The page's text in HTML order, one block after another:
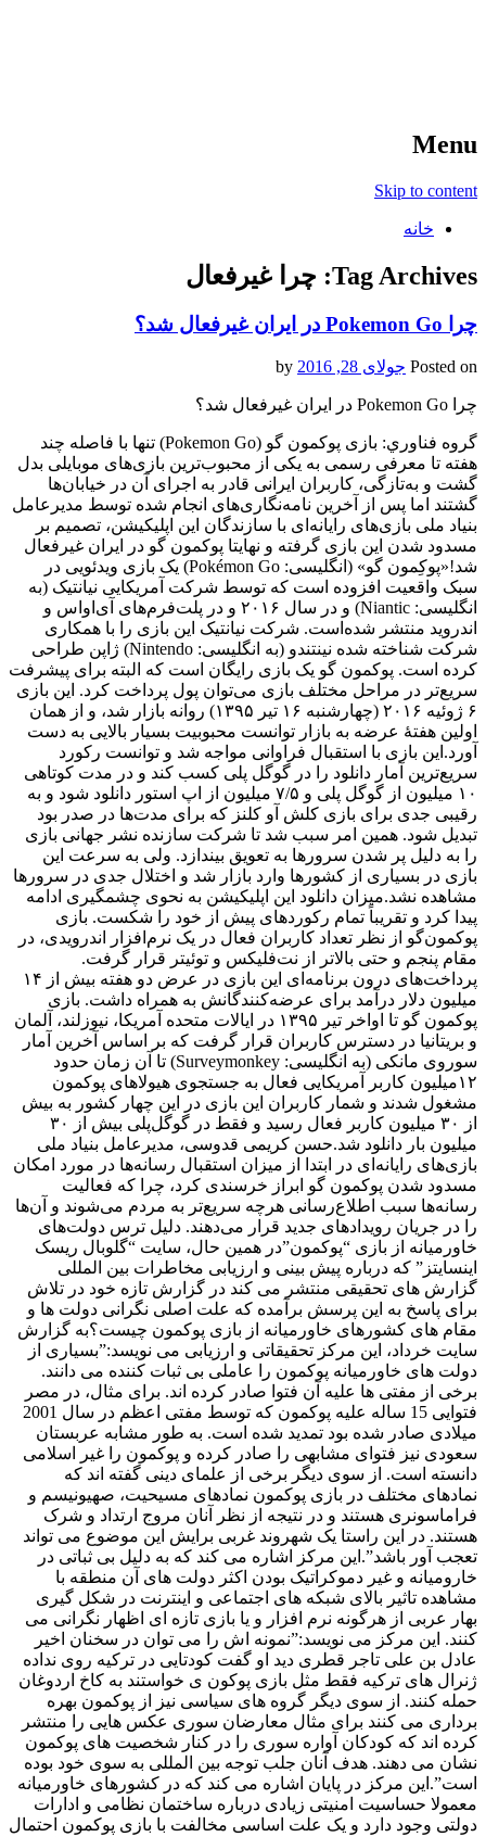
Menu
Skip to content
خانه
Tag Archives: چرا غیرفعال
چرا Pokemon Go در ایران غیرفعال شد؟
Posted on جولای 28, 2016
چرا Pokemon Go در ایران غیرفعال شد؟
گروه فناوري: بازی پوکمون گو (Pokemon Go) تنها با فاصله چند
هفته تا معرفی رسمی به یکی از محبوب‌ترین بازی‌های موبایلی بدل
گشت و به‌تازگی، کاربران ایرانی قادر به اجرای آن در خیابان‌ها
گشتند اما پس از آخرین نامه‌نگاری‌های انجام شده توسط مدیرعامل
بنیاد ملی بازی‌های رایانه‌ای با سازندگان این اپلیکیشن، تصمیم بر
مسدود شدن این بازی گرفته و نهایتا پوکمون گو در ایران غیرفعال
شد!«پوکِمون گو» (انگلیسی: Pokémon Go) یک بازی ویدئویی در
سبک واقعیت افزوده است که توسط شرکت آمریکایی نیانتیک (به
انگلیسی: Niantic) و در سال ۲۰۱۶ و در پلت‌فرم‌های آی‌اواس و
اندروید منتشر شده‌است. شرکت نیانتیک این بازی را با همکاری
شرکت شناخته شده نینتندو (به انگلیسی: Nintendo) ژاپن طراحی
کرده است. پوکمون گو یک بازی رایگان است که البته برای پیشرفت
سریع‌تر در مراحل مختلف بازی می‌توان پول پرداخت کرد. این بازی
۶ ژوئیه ۲۰۱۶ (چهارشنبه ۱۶ تیر ۱۳۹۵) روانه بازار شد، و از همان
اولین هفتهٔ عرضه به بازار توانست محبوبیت بسیار بالایی به دست
آورد.این بازی با استقبال فراوانی مواجه شد و توانست رکورد
سریع‌ترین آمار دانلود را در گوگل پلی کسب کند و در مدت کوتاهی
۱۰ میلیون از گوگل پلی و ۷/۵ میلیون از اپ استور دانلود شود و به
رقیبی جدی برای بازی کلش آو کلنز که برای مدت‌ها در صدر بود
تبدیل شود. همین امر سبب شد تا شرکت سازنده نشر جهانی بازی
را به دلیل پر شدن سرورها به تعویق بیندازد. ولی به سرعت این
بازی در بسیاری از کشورها وارد بازار شد و اختلال جدی در سرورها
مشاهده نشد.میزان دانلود این اپلیکیشن به نحوی چشمگیری ادامه
پیدا کرد و تقریباً تمام رکوردهای پیش از خود را شکست. بازی
پوکمون‌گو از نظر تعداد کاربران فعال در یک نرم‌افزار اندرویدی، در
مقام پنجم و حتی بالاتر از نت‌فلیکس و توئیتر قرار گرفت.
پرداخت‌های درون برنامه‌ای این بازی در عرض دو هفته بیش از ۱۴
میلیون دلار درآمد برای عرضه‌کنندگانش به همراه داشت. بازی
پوکمون گو تا اواخر تیر ۱۳۹۵ در ایالات متحده آمریکا، نیوزلند، آلمان
و بریتانیا در دسترس کاربران قرار گرفت که بر اساس آخرین آمار
سوروی مانکی (به انگلیسی: Surveymonkey) تا آن زمان حدود
۱۲میلیون کاربر آمریکایی فعال به جستجوی هیولاهای پوکمون
مشغول شدند و شمار کاربران این بازی در این چهار کشور به بیش
از ۳۰ میلیون کاربر فعال رسید و فقط در گوگل‌پلی بیش از ۳۰
میلیون بار دانلود شد.حسن کریمی قدوسی، مدیرعامل بنیاد ملی
بازی‌های رایانه‌ای در ابتدا از میزان استقبال رسانه‌ها در مورد امکان
مسدود شدن پوکمون گو ابراز خرسندی کرد، چرا که فعالیت
رسانه‌‌ها سبب اطلاع‌رسانی هرچه سریع‌تر به مردم می‌شوند و آن‌ها
را در جریان رویدادهای جدید قرار می‌دهند. دلیل ترس دولت‌های
خاورمیانه از بازی “پوکمون”در همين حال، سایت “گلوبال ریسک
اینسایتز” که درباره پیش بینی و ارزیابی مخاطرات بین المللی
گزارش های تحقیقی منتشر می کند در گزارش تازه خود در تلاش
برای پاسخ به این پرسش برآمده که علت اصلی نگرانی دولت ها و
مقام های کشورهای خاورمیانه از بازی پوکمون چیست؟به گزارش
سايت خرداد، این مرکز تحقیقاتی و ارزیابی می نویسد:”بسیاری از
دولت های خاورمیانه پوکمون را عاملی بی ثبات کننده می دانند.
برخی از مفتی ها علیه آن فتوا صادر کرده اند. برای مثال، در مصر
فتوایی 15 ساله علیه پوکمون که توسط مفتی اعظم در سال 2001
میلادی صادر شده بود تمدید شده است. به طور مشابه عربستان
سعودی نیز فتوای مشابهی را صادر کرده و پوکمون را غیر اسلامی
دانسته است. از سوی دیگر برخی از علمای دینی گفته اند که
نمادهای مختلف در بازی پوکمون نمادهای مسیحیت، صهیونیسم و
فراماسونری هستند و در نتیجه از نظر آنان مروج ارتداد و شرک
هستند. در این راستا یک شهروند غربی برایش این موضوع می تواند
تعجب آور باشد”.این مرکز اشاره می کند که به دلیل بی ثباتی در
خارومیانه و غیر دموکراتیک بودن اکثر دولت های آن منطقه با
مشاهده تاثیر بالای شبکه های اجتماعی و اینترنت در شکل گیری
بهار عربی از هرگونه نرم افزار و یا بازی تازه ای اظهار نگرانی می
کنند. این مرکز می نویسد:”نمونه اش را می توان در سخنان اخیر
عادل بن علی تاجر قطری دید او گفت کودتایی در ترکیه روی نداده
ژنرال های ترکیه فقط مثل بازی پوکون ی خواستند به کاخ اردوغان
حمله کنند. از سوی دیگر گروه های سیاسی نیز از پوکمون بهره
برداری می کنند برای مثال معارضان سوری عکس هایی را منتشر
کرده اند که کودکان آواره سوری را در کنار شخصیت های پوکمون
نشان می دهند. هدف آنان جلب توجه بین المللی به سوی خود بوده
است”.این مرکز در پایان اشاره می کند که در کشورهای خاورمیانه
معمولا حساسیت امنیتی زیادی درباره ساختمان نظامی و ادارات
دولتی وجود دارد و یک علت اساسی مخالفت با بازی پوکمون احتمال